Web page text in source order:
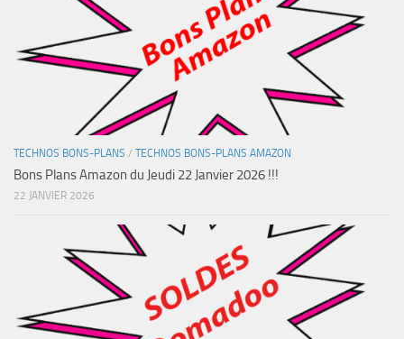
TECHNOS BONS-PLANS / TECHNOS BONS-PLANS AMAZON
Bons Plans Amazon du Jeudi 22 Janvier 2026 !!!
22 JANVIER 2026